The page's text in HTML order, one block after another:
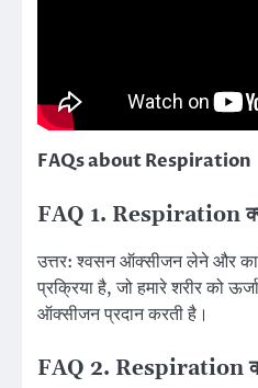
FAQs about Respiration
FAQ 1. Respiration
उत्तर: श्वसन ऑक्सीजन लेने और
प्रक्रिया है, जो हमारे शरीर को
ऑक्सीजन प्रदान करती है।
FAQ 2. Respiration